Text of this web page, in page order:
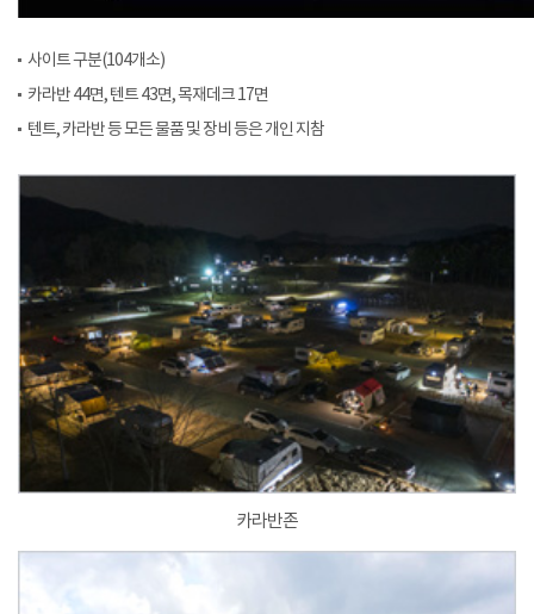
사이트 구분(104개소)
카라반 44면, 텐트 43면, 목재데크 17면
텐트, 카라반 등 모든 물품 및 장비 등은 개인 지참
카라반존